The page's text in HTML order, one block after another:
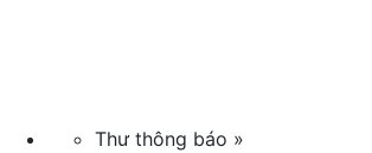
Thư thông báo »